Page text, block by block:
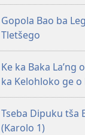
Gopola Bao ba
Tletšego
Ke ka Baka La’ng
ka Kelohloko ge
Tseba Dipuku tša
(Karolo 1)